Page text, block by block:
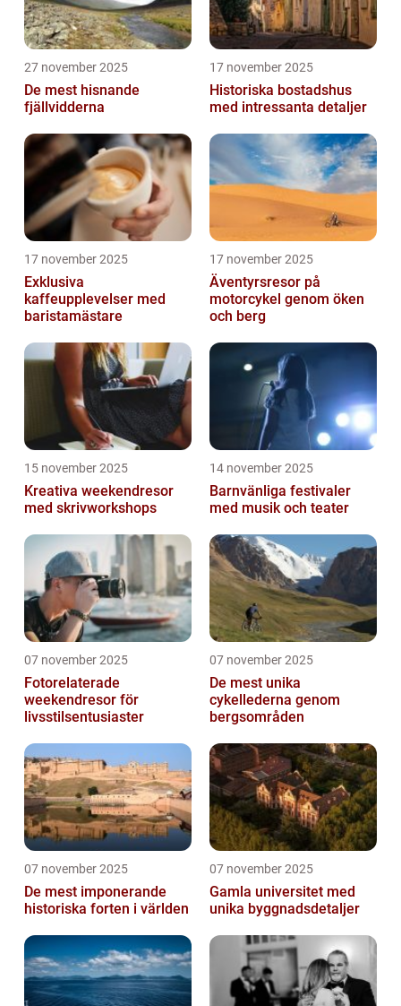
27 november 2025
De mest hisnande
fjällvidderna
17 november 2025
Historiska bostadshus
med intressanta detaljer
17 november 2025
Exklusiva
kaffeupplevelser med
baristamästare
17 november 2025
Äventyrsresor på
motorcykel genom öken
och berg
15 november 2025
Kreativa weekendresor
med skrivworkshops
14 november 2025
Barnvänliga festivaler
med musik och teater
07 november 2025
Fotorelaterade
weekendresor för
livsstilsentusiaster
07 november 2025
De mest unika
cykellederna genom
bergsområden
07 november 2025
De mest imponerande
historiska forten i världen
07 november 2025
Gamla universitet med
unika byggnadsdetaljer